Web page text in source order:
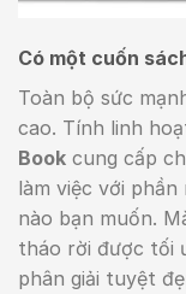
Có một cuốn
Toàn bộ sức
cao. Tính linh
Book cung cấp
làm việc với
nào bạn muốn.
tháo rời được tối
phân giải tuyệt